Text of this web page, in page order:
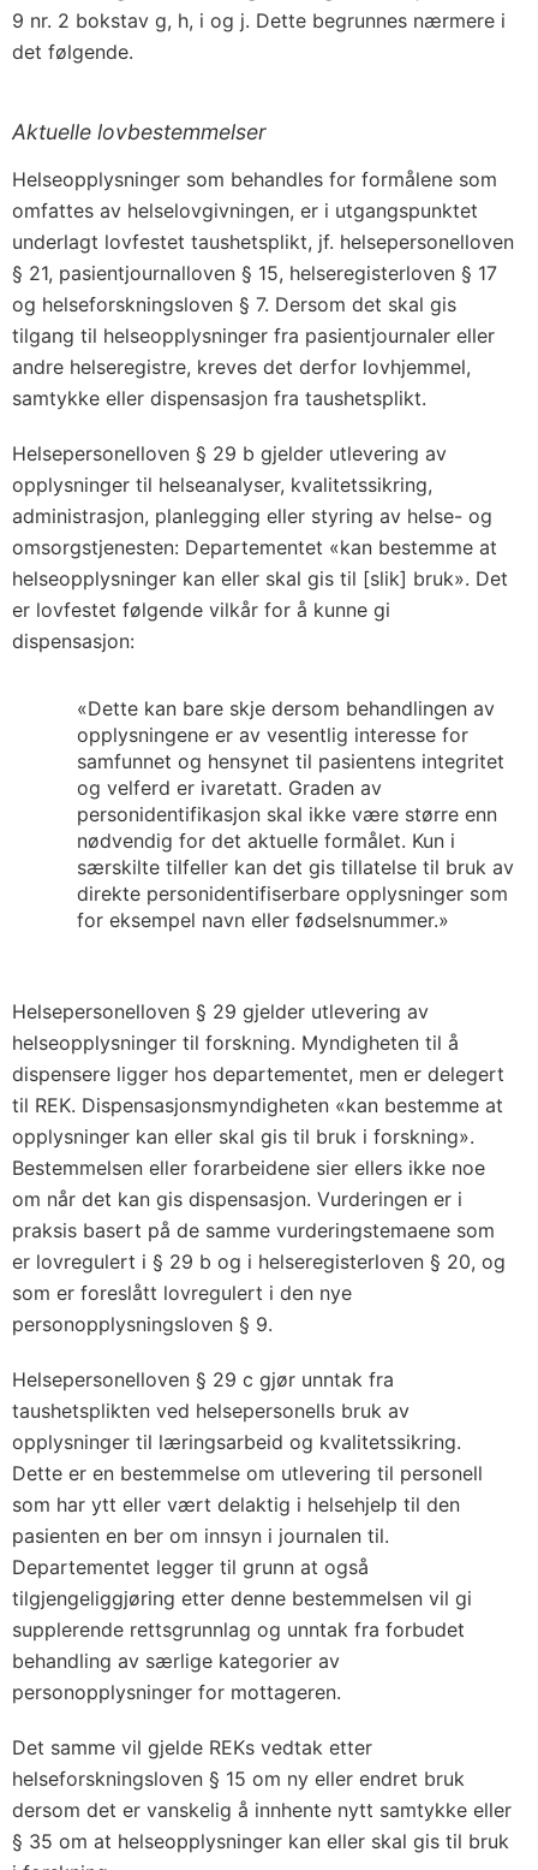
9 nr. 2 bokstav g, h, i og j. Dette begrunnes nærmere i
det følgende.
Aktuelle lovbestemmelser
Helseopplysninger som behandles for formålene som
omfattes av helselovgivningen, er i utgangspunktet
underlagt lovfestet taushetsplikt, jf. helsepersonelloven
§ 21, pasientjournalloven § 15, helseregisterloven § 17
og helseforskningsloven § 7. Dersom det skal gis
tilgang til helseopplysninger fra pasientjournaler eller
andre helseregistre, kreves det derfor lovhjemmel,
samtykke eller dispensasjon fra taushetsplikt.
Helsepersonelloven § 29 b gjelder utlevering av
opplysninger til helseanalyser, kvalitetssikring,
administrasjon, planlegging eller styring av helse- og
omsorgstjenesten: Departementet «kan bestemme at
helseopplysninger kan eller skal gis til [slik] bruk». Det
er lovfestet følgende vilkår for å kunne gi
dispensasjon:
«Dette kan bare skje dersom behandlingen av
opplysningene er av vesentlig interesse for
samfunnet og hensynet til pasientens integritet
og velferd er ivaretatt. Graden av
personidentifikasjon skal ikke være større enn
nødvendig for det aktuelle formålet. Kun i
særskilte tilfeller kan det gis tillatelse til bruk av
direkte personidentifiserbare opplysninger som
for eksempel navn eller fødselsnummer.»
Helsepersonelloven § 29 gjelder utlevering av
helseopplysninger til forskning. Myndigheten til å
dispensere ligger hos departementet, men er delegert
til REK. Dispensasjonsmyndigheten «kan bestemme at
opplysninger kan eller skal gis til bruk i forskning».
Bestemmelsen eller forarbeidene sier ellers ikke noe
om når det kan gis dispensasjon. Vurderingen er i
praksis basert på de samme vurderingstemaene som
er lovregulert i § 29 b og i helseregisterloven § 20, og
som er foreslått lovregulert i den nye
personopplysningsloven § 9.
Helsepersonelloven § 29 c gjør unntak fra
taushetsplikten ved helsepersonells bruk av
opplysninger til læringsarbeid og kvalitetssikring.
Dette er en bestemmelse om utlevering til personell
som har ytt eller vært delaktig i helsehjelp til den
pasienten en ber om innsyn i journalen til.
Departementet legger til grunn at også
tilgjengeliggjøring etter denne bestemmelsen vil gi
supplerende rettsgrunnlag og unntak fra forbudet
behandling av særlige kategorier av
personopplysninger for mottageren.
Det samme vil gjelde REKs vedtak etter
helseforskningsloven § 15 om ny eller endret bruk
dersom det er vanskelig å innhente nytt samtykke eller
§ 35 om at helseopplysninger kan eller skal gis til bruk